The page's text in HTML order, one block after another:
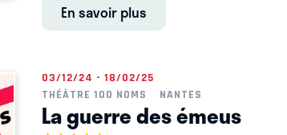
En savoir plus
03/12/24 - 18/02/25
THÉÂTRE 100 NOMS
NANTES
La guerre des émeus